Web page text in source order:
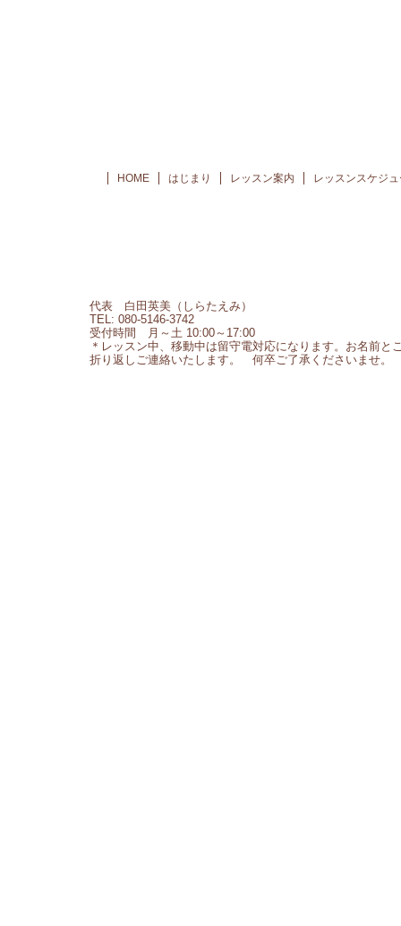
HOME はじまり レッスン案内 レッスンスケジ
代表 白田英美（しらたえみ）
TEL: 080-5146-3742
受付時間 月～土 10:00～17:00
＊レッスン中、移動中は留守電対応になります。お名前と
折り返しご連絡いたします。 何卒ご了承くださいませ。